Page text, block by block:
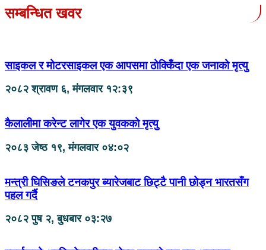
सम्बन्धित खवर
साइकल र मोटरसाइकल एक आपसमा ठोक्किँदा एक जनाको मृत्यु
२०८२ श्रावण ६, मंगलवार १२:३९
कैलालीमा करेन्ट लागेर एक युवकको मृत्यु
२०८३ जेष्ठ १९, मंगलवार ०४:०२
मन्त्री घिसिङले टनकपुर ब्यारेजबाट छिट्टै पानी छोड्न भारतसँग
पहल गर्दै
२०८२ पुष २, बुधबार ०३:२७